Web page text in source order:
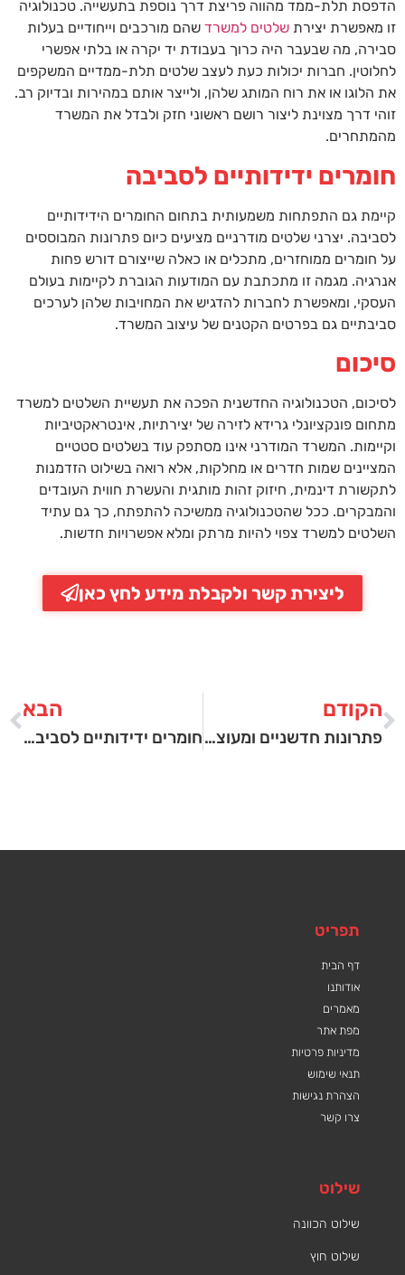
הדפסת תלת-ממד מהווה פריצת דרך נוספת בתעשייה. טכנולוגיה
זו מאפשרת יצירת שלטים למשרד שהם מורכבים וייחודיים בעלות
סבירה, מה שבעבר היה כרוך בעבודת יד יקרה או בלתי אפשרי
לחלוטין. חברות יכולות כעת לעצב שלטים תלת-ממדיים המשקפים
את הלוגו או את רוח המותג שלהן, ולייצר אותם במהירות ובדיוק רב.
זוהי דרך מצוינת ליצור רושם ראשוני חזק ולבדל את המשרד
מהמתחרים.
חומרים ידידותיים לסביבה
קיימת גם התפתחות משמעותית בתחום החומרים הידידותיים
לסביבה. יצרני שלטים מודרניים מציעים כיום פתרונות המבוססים
על חומרים ממוחזרים, מתכלים או כאלה שייצורם דורש פחות
אנרגיה. מגמה זו מתכתבת עם המודעות הגוברת לקיימות בעולם
העסקי, ומאפשרת לחברות להדגיש את המחויבות שלהן לערכים
סביבתיים גם בפרטים הקטנים של עיצוב המשרד.
סיכום
לסיכום, הטכנולוגיה החדשנית הפכה את תעשיית השלטים למשרד
מתחום פונקציונלי גרידא לזירה של יצירתיות, אינטראקטיביות
וקיימות. המשרד המודרני אינו מסתפק עוד בשלטים סטטיים
המציינים שמות חדרים או מחלקות, אלא רואה בשילוט הזדמנות
לתקשורת דינמית, חיזוק זהות מותגית והעשרת חווית העובדים
והמבקרים. ככל שהטכנולוגיה ממשיכה להתפתח, כך גם עתיד
השלטים למשרד צפוי להיות מרתק ומלא אפשרויות חדשות.
ליצירת קשר ולקבלת מידע לחץ כאן
הקודם
פתרונות חדשניים ומעוצבים לשלטים למשרד
הבא
חומרים ידידותיים לסביבה שמשנים את התעשייה של שילוט פנים
תפריט
דף הבית
אודותנו
מאמרים
מפת אתר
מדיניות פרטיות
תנאי שימוש
הצהרת נגישות
צרו קשר
שילוט
שילוט הכוונה
שילוט חוץ